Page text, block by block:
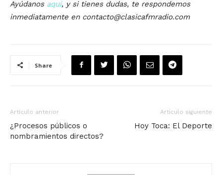
Ayúdanos aquí, y si tienes dudas, te respondemos
inmediatamente en contacto@clasicafmradio.com
Share
Artículo anterior
¿Procesos públicos o
nombramientos directos?
Artículo siguiente
Hoy Toca: El Deporte